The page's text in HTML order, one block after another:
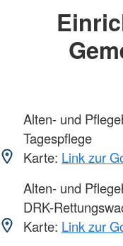
Alten- und
Tagespflege
Karte: Link zur
Alten- und
DRK-
Karte: Link zur